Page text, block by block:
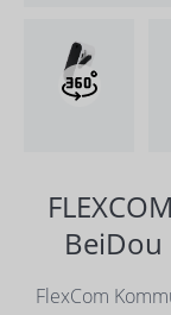
FlexCom